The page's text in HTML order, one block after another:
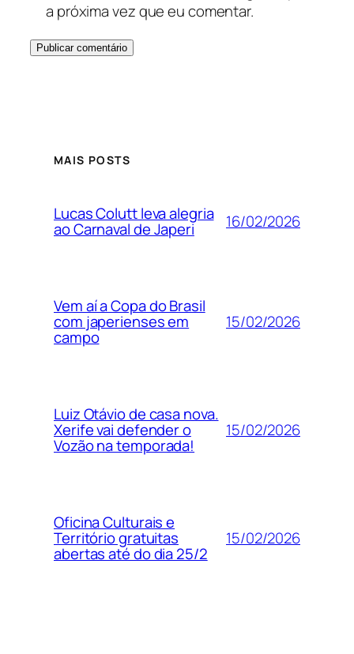
a próxima vez que eu comentar.
MAIS POSTS
Lucas Colutt leva alegria
ao Carnaval de Japeri 16/02/2026
Vem aí a Copa do Brasil
com japerienses em
campo
15/02/2026
Luiz Otávio de casa nova.
Xerife vai defender o
Vozão na temporada!
15/02/2026
Oficina Culturais e
Território gratuitas
abertas até do dia 25/2
15/02/2026